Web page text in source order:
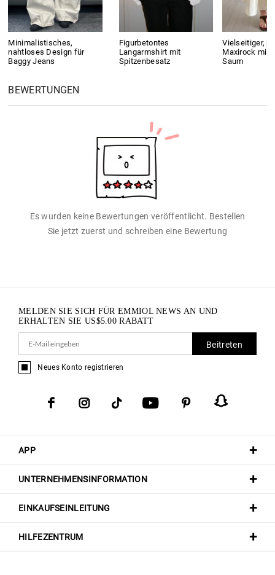
Minimalistisches,
nahtloses Design für
Baggy Jeans
Figurbetontes
Langarmshirt mit
Spitzenbesatz
Vielseitiger,
Maxirock mit
Saum
BEWERTUNGEN
Es wurden keine Bewertungen veröffentlicht. Bestellen
Sie jetzt zuerst und schreiben eine Bewertung
APP
UNTERNEHMENSINFORMATION
EINKAUFSEINLEITUNG
HILFEZENTRUM
MELDEN SIE SICH FÜR EMMIOL NEWS AN UND
ERHALTEN SIE US$5.00 RABATT
Beitreten
Neues Konto registrieren